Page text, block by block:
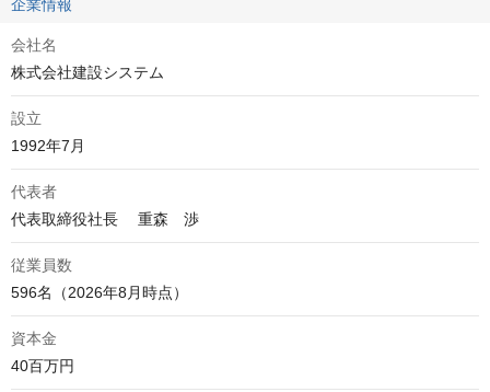
企業情報
会社名
株式会社建設システム
設立
1992年7月
代表者
代表取締役社長　 重森　渉
従業員数
596名（2026年8月時点）
資本金
40百万円